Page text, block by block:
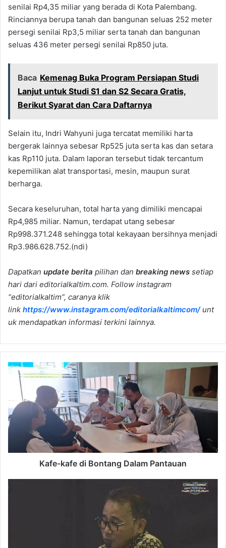
senilai Rp4,35 miliar yang berada di Kota Palembang.
Rinciannya berupa tanah dan bangunan seluas 252 meter
persegi senilai Rp3,5 miliar serta tanah dan bangunan
seluas 436 meter persegi senilai Rp850 juta.
Baca Kemenag Buka Program Persiapan Studi
Lanjut untuk Studi S1 dan S2 Secara Gratis,
Berikut Syarat dan Cara Daftarnya
Selain itu, Indri Wahyuni juga tercatat memiliki harta
bergerak lainnya sebesar Rp525 juta serta kas dan setara
kas Rp110 juta. Dalam laporan tersebut tidak tercantum
kepemilikan alat transportasi, mesin, maupun surat
berharga.
Secara keseluruhan, total harta yang dimiliki mencapai
Rp4,985 miliar. Namun, terdapat utang sebesar
Rp998.371.248 sehingga total kekayaan bersihnya menjadi
Rp3.986.628.752.(ndi)
Dapatkan update berita pilihan dan breaking news setiap
hari dari editorialkaltim.com. Follow instagram
“editorialkaltim”, caranya klik
link https://www.instagram.com/editorialkaltimcom/unt
uk mendapatkan informasi terkini lainnya.
Kafe-
kafe
Bontang
Dalam
Pantauan
Kafe-kafe di Bontang Dalam Pantauan
Juri